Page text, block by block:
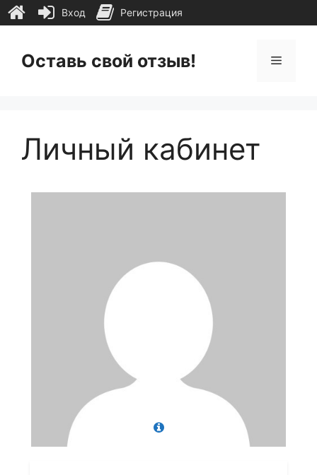
содержимому
Оставь свой отзыв! Меню
Личный кабинет
Вход Регистрация